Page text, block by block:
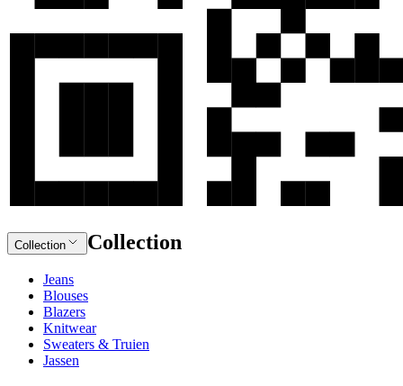
Collection Collection
Jeans
Blouses
Blazers
Knitwear
Sweaters & Truien
Jassen